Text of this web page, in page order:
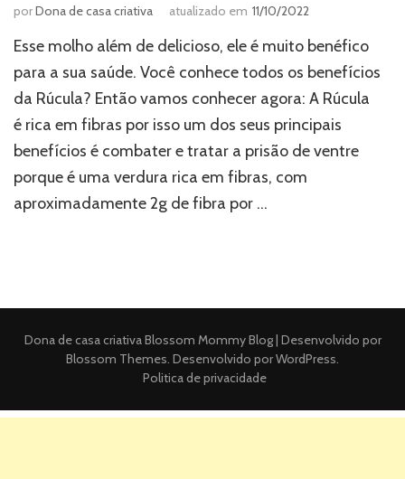
porDona de casa criativa atualizado em 11/10/2022
Esse molho além de delicioso, ele é muito benéfico
para a sua saúde. Você conhece todos os benefícios
da Rúcula? Então vamos conhecer agora: A Rúcula
é rica em fibras por isso um dos seus principais
benefícios é combater e tratar a prisão de ventre
porque é uma verdura rica em fibras, com
aproximadamente 2g de fibra por …
Dona de casa criativaBlossom Mommy Blog | Desenvolvido por
Blossom Themes. Desenvolvido porWordPress.
Politica de privacidade